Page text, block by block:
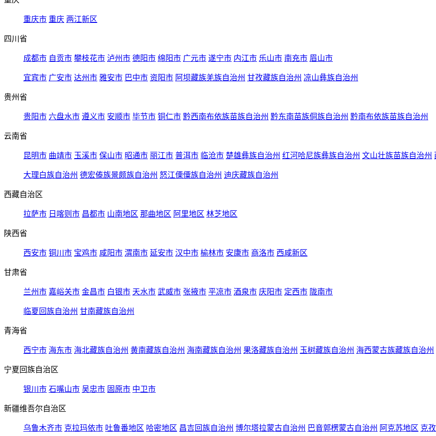
重庆市 重庆 两江新区
四川省
成都市 自贡市 攀枝花市 泸州市 德阳市 绵阳市 广元市 遂宁市 内江市 乐山市 南充市 眉山市
宜宾市 广安市 达州市 雅安市 巴中市 资阳市 阿坝藏族羌族自治州 甘孜藏族自治州 凉山彝族自治州
贵州省
贵阳市 六盘水市 遵义市 安顺市 毕节市 铜仁市 黔西南布依族苗族自治州 黔东南苗族侗族自治州 黔南布依族苗族自治州
云南省
昆明市 曲靖市 玉溪市 保山市 昭通市 丽江市 普洱市 临沧市 楚雄彝族自治州 红河哈尼族彝族自治州 文山壮族苗族自治州
大理白族自治州 德宏傣族景颇族自治州 怒江傈僳族自治州 迪庆藏族自治州
西藏自治区
拉萨市 日喀则市 昌都市 山南地区 那曲地区 阿里地区 林芝地区
陕西省
西安市 铜川市 宝鸡市 咸阳市 渭南市 延安市 汉中市 榆林市 安康市 商洛市 西咸新区
甘肃省
兰州市 嘉峪关市 金昌市 白银市 天水市 武威市 张掖市 平凉市 酒泉市 庆阳市 定西市 陇南市
临夏回族自治州 甘南藏族自治州
青海省
西宁市 海东市 海北藏族自治州 黄南藏族自治州 海南藏族自治州 果洛藏族自治州 玉树藏族自治州 海西蒙古族藏族自治州
宁夏回族自治区
银川市 石嘴山市 吴忠市 固原市 中卫市
新疆维吾尔自治区
乌鲁木齐市 克拉玛依市 吐鲁番地区 哈密地区 昌吉回族自治州 博尔塔拉蒙古自治州 巴音郭楞蒙古自治州 阿克苏地区 克